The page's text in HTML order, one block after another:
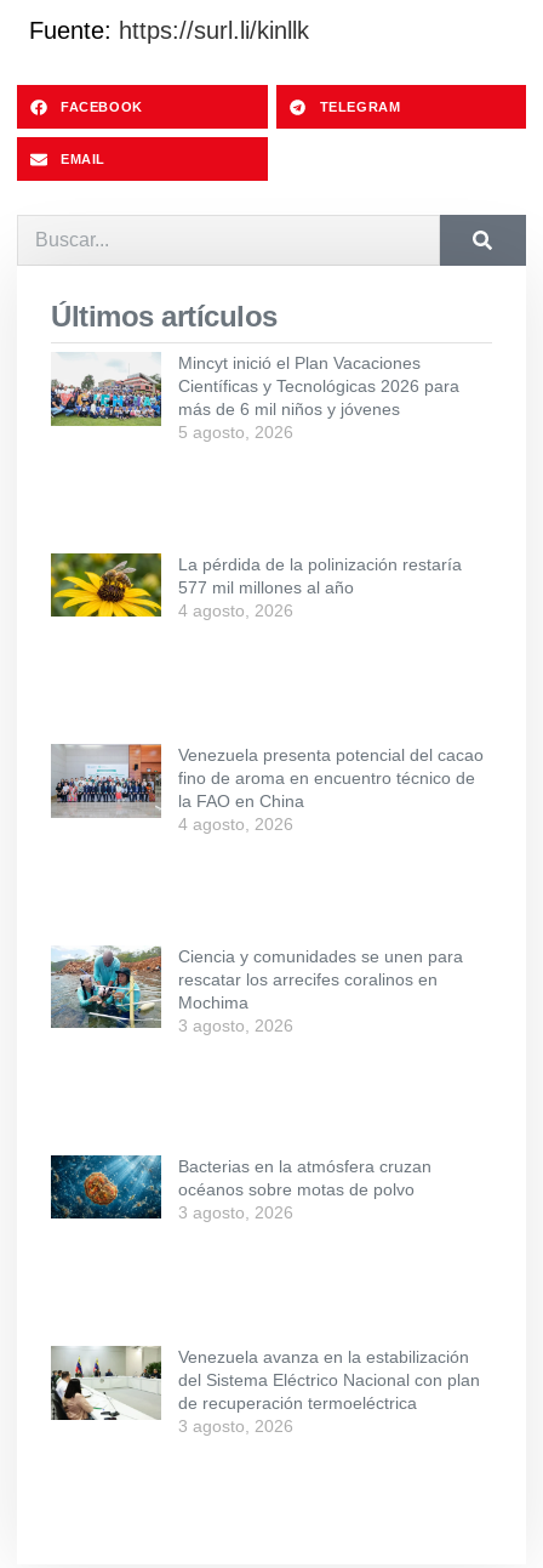
Fuente: https://surl.li/kinllk
FACEBOOK TELEGRAM
EMAIL
Últimos artículos
Mincyt inició el Plan Vacaciones
Científicas y Tecnológicas 2026 para
más de 6 mil niños y jóvenes
5 agosto, 2026
La pérdida de la polinización restaría
577 mil millones al año
4 agosto, 2026
Venezuela presenta potencial del cacao
fino de aroma en encuentro técnico de
la FAO en China
4 agosto, 2026
Ciencia y comunidades se unen para
rescatar los arrecifes coralinos en
Mochima
3 agosto, 2026
Bacterias en la atmósfera cruzan
océanos sobre motas de polvo
3 agosto, 2026
Venezuela avanza en la estabilización
del Sistema Eléctrico Nacional con plan
de recuperación termoeléctrica
3 agosto, 2026